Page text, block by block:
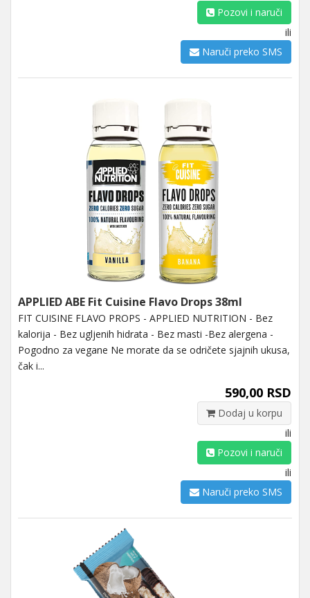
Pozovi i naruči
ili
Naruči preko SMS
APPLIED ABE Fit Cuisine Flavo Drops 38ml
FIT CUISINE FLAVO PROPS - APPLIED NUTRITION - Bez
kalorija - Bez ugljenih hidrata - Bez masti -Bez alergena -
Pogodno za vegane Ne morate da se odričete sjajnih ukusa,
čak i...
590,00 RSD
Dodaj u korpu
ili
Pozovi i naruči
ili
Naruči preko SMS